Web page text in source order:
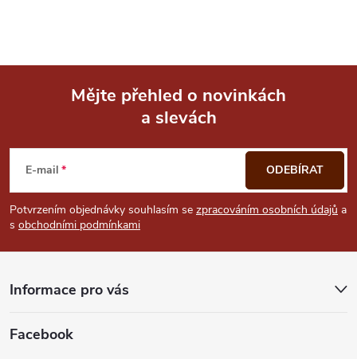
p
p
a
Mějte přehled o novinkách
a slevách
E-mail
Potvrzením objednávky souhlasím se zpracováním osobních údajů a
s obchodními podmínkami
ODEBÍRAT
Informace pro vás
Facebook